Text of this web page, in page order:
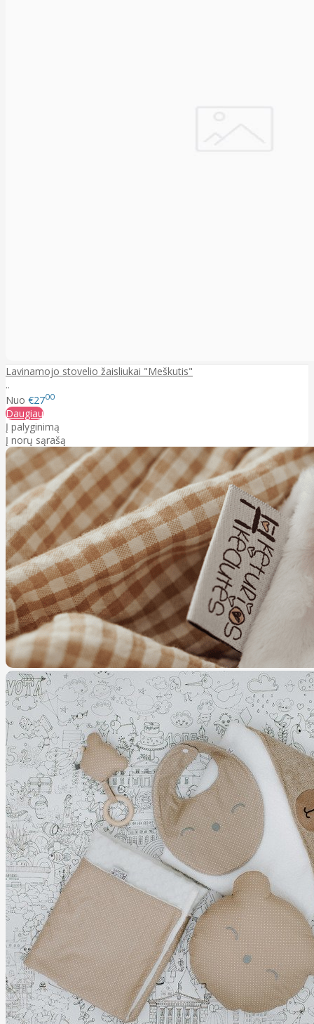
Lavinamojo stovelio žaisliukai "Meškutis"
..
Nuo €2700
Daugiau
Į palyginimą
Į norų sąrašą